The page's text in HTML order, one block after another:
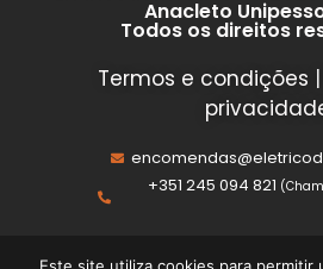
Anacleto
Todos os direitos
Termos e condições |
+351 245 094 821